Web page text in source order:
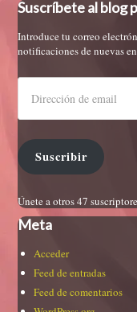
Suscríbete al blog
Introduce tu correo
notificaciones de nuevas
Suscribir
Únete a otros 47
Meta
Acceder
Feed de entradas
Feed de comentarios